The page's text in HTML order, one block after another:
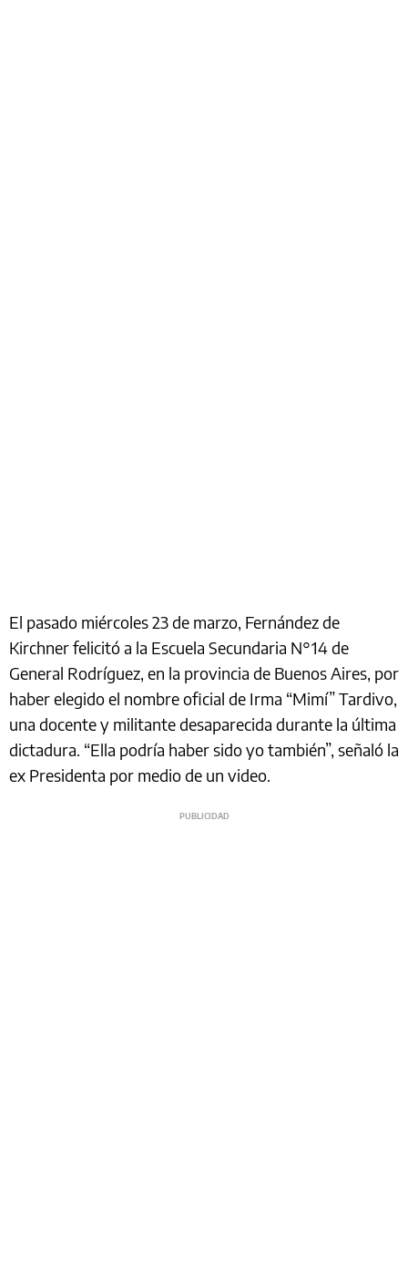
El pasado miércoles 23 de marzo, Fernández de
Kirchner felicitó a la Escuela Secundaria N°14 de
General Rodríguez, en la provincia de Buenos Aires, por
haber elegido el nombre oficial de Irma “Mimí” Tardivo,
una docente y militante desaparecida durante la última
dictadura. “Ella podría haber sido yo también”, señaló la
ex Presidenta por medio de un video.